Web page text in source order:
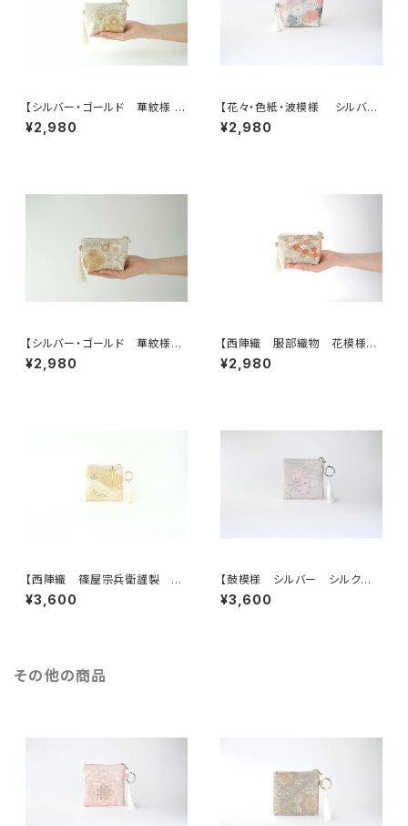
【シルバー・ゴールド 華紋様 シ
ルク帯 ポーチ】カードケース、
ポーチ小さめ、ジュエリーポー
¥2,980
【花々・色紙・波模様 シルバ
ー・薄紫 シルク帯リメイク ミニ
ポーチ】カードケース、ポーチ小
¥2,980
【シルバー・ゴールド 華紋様
シルク帯リメイクミニポーチ】カ
ードケース、ポーチ小さめ、ジュ
¥2,980
【西陣織 服部織物 花模様
帯リメイクミニポーチ】カードケ
ース、ポーチ小さめ、ジュエリー
¥2,980
【西陣織 篠屋宗兵衛謹製 若
松模様 ゴールド シルク帯リ
メイク バッグチャーム型スクエ
¥3,600
【鼓模様 シルバー シルク帯リ
メイク バッグチャーム型スクエ
アポーチ】メイクポーチ 旅
¥3,600
その他の商品